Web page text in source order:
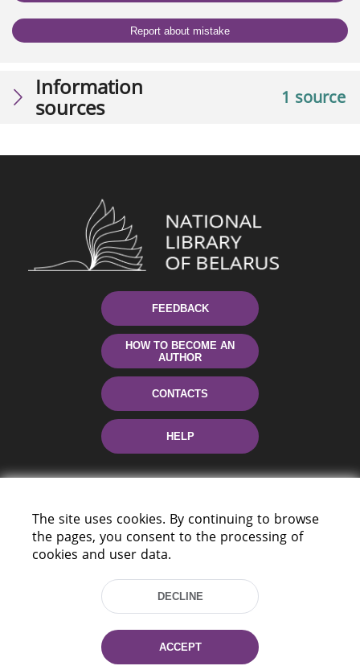
Report about mistake
1 source
Information
sources
FEEDBACK
HOW TO BECOME AN
AUTHOR
CONTACTS
HELP
220114, Niezaležnasci Ave. 116, Minsk,
Tel.: (+375 17) 368 37 37
Fax: (+375 17) 368 97 06
E-mail: inbox@nlb.by
The site uses cookies. By continuing to browse
the pages, you consent to the processing of
cookies and user data.
DECLINE
ACCEPT